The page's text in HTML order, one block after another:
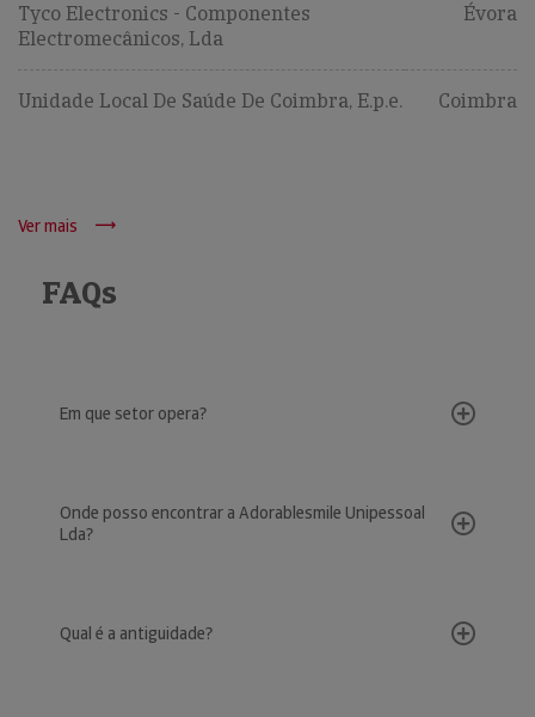
Tyco Electronics - Componentes
Electromecânicos, Lda
Évora
Unidade Local De Saúde De Coimbra, E.p.e. Coimbra
Ver mais
FAQs
Em que setor opera?
Onde posso encontrar a Adorablesmile Unipessoal
Lda?
Qual é a antiguidade?